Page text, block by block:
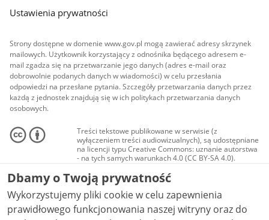
Ustawienia prywatności
Strony dostępne w domenie www.gov.pl mogą zawierać adresy skrzynek
mailowych. Użytkownik korzystający z odnośnika będącego adresem e-
mail zgadza się na przetwarzanie jego danych (adres e-mail oraz
dobrowolnie podanych danych w wiadomości) w celu przesłania
odpowiedzi na przesłane pytania. Szczegóły przetwarzania danych przez
każdą z jednostek znajdują się w ich politykach przetwarzania danych
osobowych.
Treści tekstowe publikowane w serwisie (z
wyłączeniem treści audiowizualnych), są udostępniane
na licencji typu Creative Commons: uznanie autorstwa
- na tych samych warunkach 4.0 (CC BY-SA 4.0).
Materiały audiowizualne, w tym zdjęcia, materiały
audio i wideo, są udostępniane na licencji typu
Creative Commons: uznanie autorstwa użycie
niekomercyjne - bez utworów zależnych 4.0 (CC BY-
NC-ND 4.0), o ile nie jest to stwierdzone inaczej.
Dbamy o Twoją prywatność
Wykorzystujemy pliki cookie w celu zapewnienia
prawidłowego funkcjonowania naszej witryny oraz do